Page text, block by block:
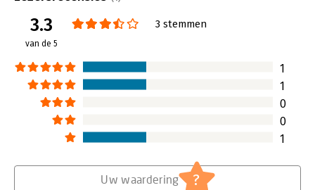
Verschijningsdatum:
27-10-2022
Hoofdrubriek:
3.3
van de 5
3 stemmen
1
1
0
0
1
Uw waardering ?